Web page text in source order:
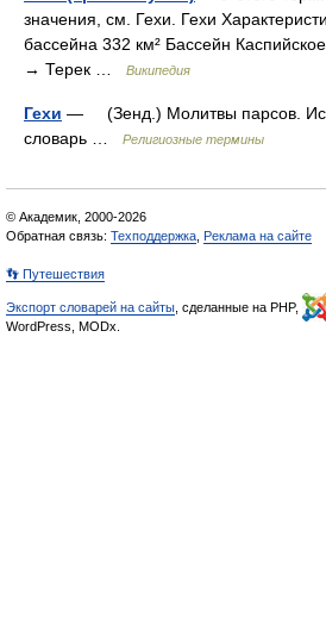
значения, см. Гехи. Гехи
бассейна 332 км² Бассейн
→ Терек …
Википедия
Гехи — (Зенд.) Молитвы парсов.
словарь …
Религиозные термины
© Академик, 2000-2026
Обратная связь: Техподдержка Реклама на сайте
👣 Путешествия
Экспорт словарей на сайты , сделанные на PHP,
WordPress, MODx.